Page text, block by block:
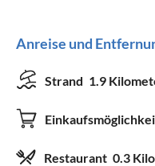
Anreise und
Strand 1.9
Restaurant 0.3